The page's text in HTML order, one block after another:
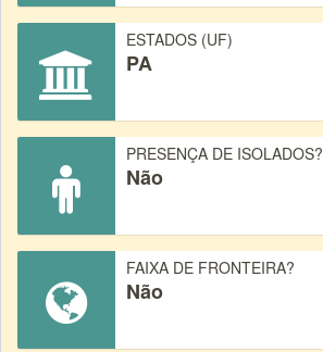
ESTADOS (UF)
PA
PRESENÇA DE ISOLADOS?
Não
FAIXA DE FRONTEIRA?
Não